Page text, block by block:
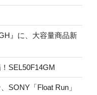
』に、大容量商品新
SEL50F14GM
SONY「Float Run」